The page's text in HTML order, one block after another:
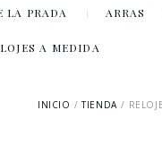
LA PRADA ARRAS
A MEDIDA
INICIO TIENDA